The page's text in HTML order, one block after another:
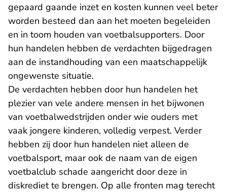
gepaard gaande inzet en kosten kunnen veel beter
worden besteed dan aan het moeten begeleiden
en in toom houden van voetbalsupporters. Door
hun handelen hebben de verdachten bijgedragen
aan de instandhouding van een maatschappelijk
ongewenste situatie.
De verdachten hebben door hun handelen het
plezier van vele andere mensen in het bijwonen
van voetbalwedstrijden onder wie ouders met
vaak jongere kinderen, volledig verpest. Verder
hebben zij door hun handelen niet alleen de
voetbalsport, maar ook de naam van de eigen
voetbalclub schade aangericht door deze in
diskrediet te brengen. Op alle fronten mag terecht